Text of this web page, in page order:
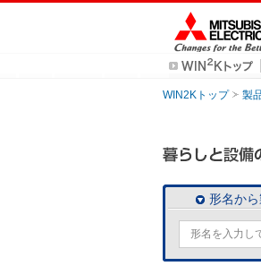
WIN2Kトップ 製
形名か